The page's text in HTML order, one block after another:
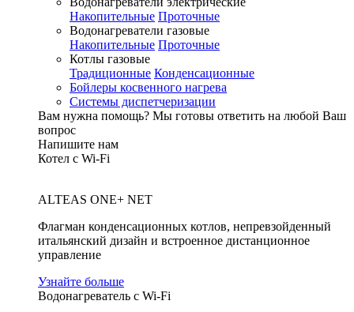
Накопительные Проточные
Водонагреватели газовые
Накопительные Проточные
Котлы газовые
Традиционные Конденсационные
Бойлеры косвенного нагрева
Системы диспетчеризации
Вам нужна помощь? Мы готовы ответить на любой Ваш
вопрос
Напишите нам
Котел с Wi-Fi
ALTEAS ONE+ NET
Флагман конденсационных котлов, непревзойденный
итальянский дизайн и встроенное дистанционное
управление
Узнайте больше
Водонагреватель с Wi-Fi